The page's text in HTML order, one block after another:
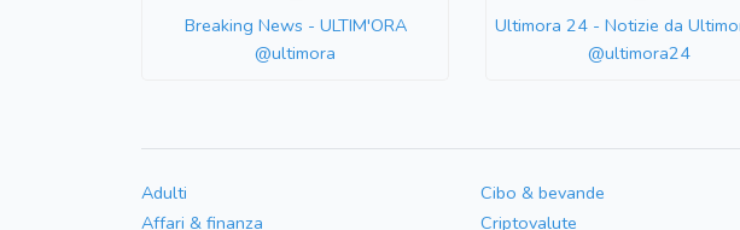
Breaking News - ULTIM'ORA
@ultimora
Ultimora 24 - Notizie da
@ultimora24
Adulti
Affari & finanza
Cibo & bevande
Criptovalute